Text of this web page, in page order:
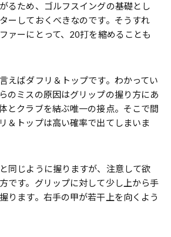
るため、ゴルフスイングの基礎とし
ーしておくべきなのです。そうすれ
ァーにとって、20打を縮めることも
えばダフリ＆トップです。わかってい
のミスの原因はグリップの握り方にあ
とクラブを結ぶ唯一の接点。そこで間
＆トップは高い確率で出てしまいま
同じように握りますが、注意して欲
です。グリップに対して少し上から手
ります。右手の甲が若干上を向くよう